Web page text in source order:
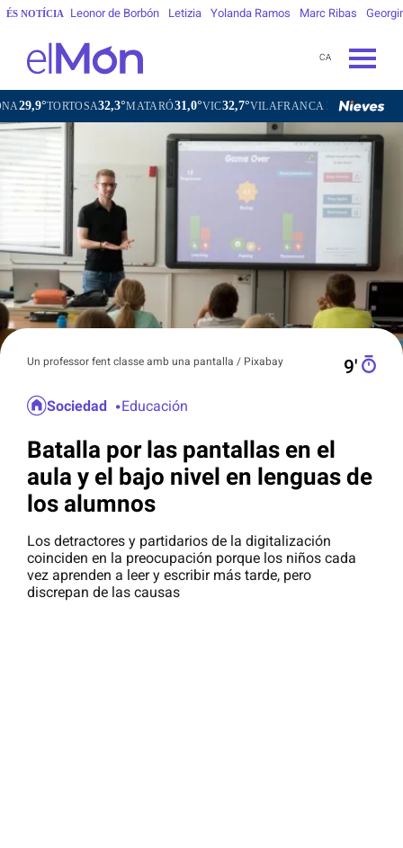
ÉS NOTÍCIA Leonor de Borbón Letizia Yolanda Ramos Marc Ribas
CA
MATARÓ31,0°VIC32,7°VILAFRANCA DEL PENEDÈS29,8° VILANOVA I
Un professor fent classe amb una pantalla / Pixabay 9′
Sociedad Educación
Batalla por las pantallas en el
aula y el bajo nivel en lenguas de
los alumnos
Los detractores y partidarios de la digitalización
coinciden en la preocupación porque los niños cada
vez aprenden a leer y escribir más tarde, pero
discrepan de las causas